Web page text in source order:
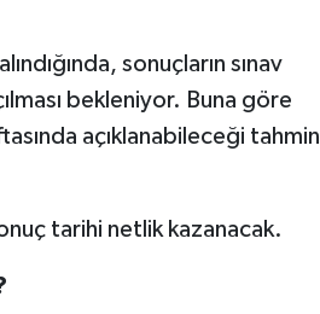
sonuçların sınav
bekleniyor. Buna göre
açıklanabileceği tahmin
tarihi netlik kazanacak.